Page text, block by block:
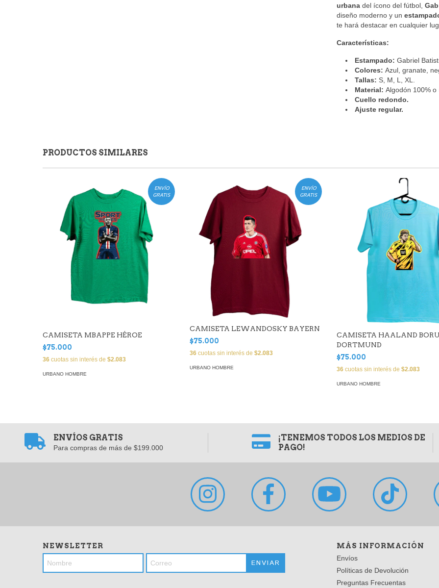
urbana del ícono del fútbol,
diseño moderno y un
te hará destacar en cualquier
Características:
Estampado: Gabriel
Colores: Azul, granate,
Tallas: S, M, L, XL.
Material: Algodón 100%
Cuello redondo.
Ajuste regular.
PRODUCTOS SIMILARES
ENVÍO
GRATIS
CAMISETA MBAPPE HÉROE
$75.000
36 cuotas sin interés de $2.083
URBANO HOMBRE
ENVÍO
GRATIS
CAMISETA LEWANDOSKY BAYERN
$75.000
36 cuotas sin interés de $2.083
URBANO HOMBRE
CAMISETA HAALAND
DORTMUND
$75.000
36 cuotas sin interés de $2.083
URBANO HOMBRE
ENVÍOS GRATIS
Para compras de más de $199.000
¡TENEMOS TODOS LOS MEDIOS DE
PAGO!
NEWSLETTER
MÁS INFORMACIÓN
Envíos
Políticas de Devolución
Preguntas Frecuentas